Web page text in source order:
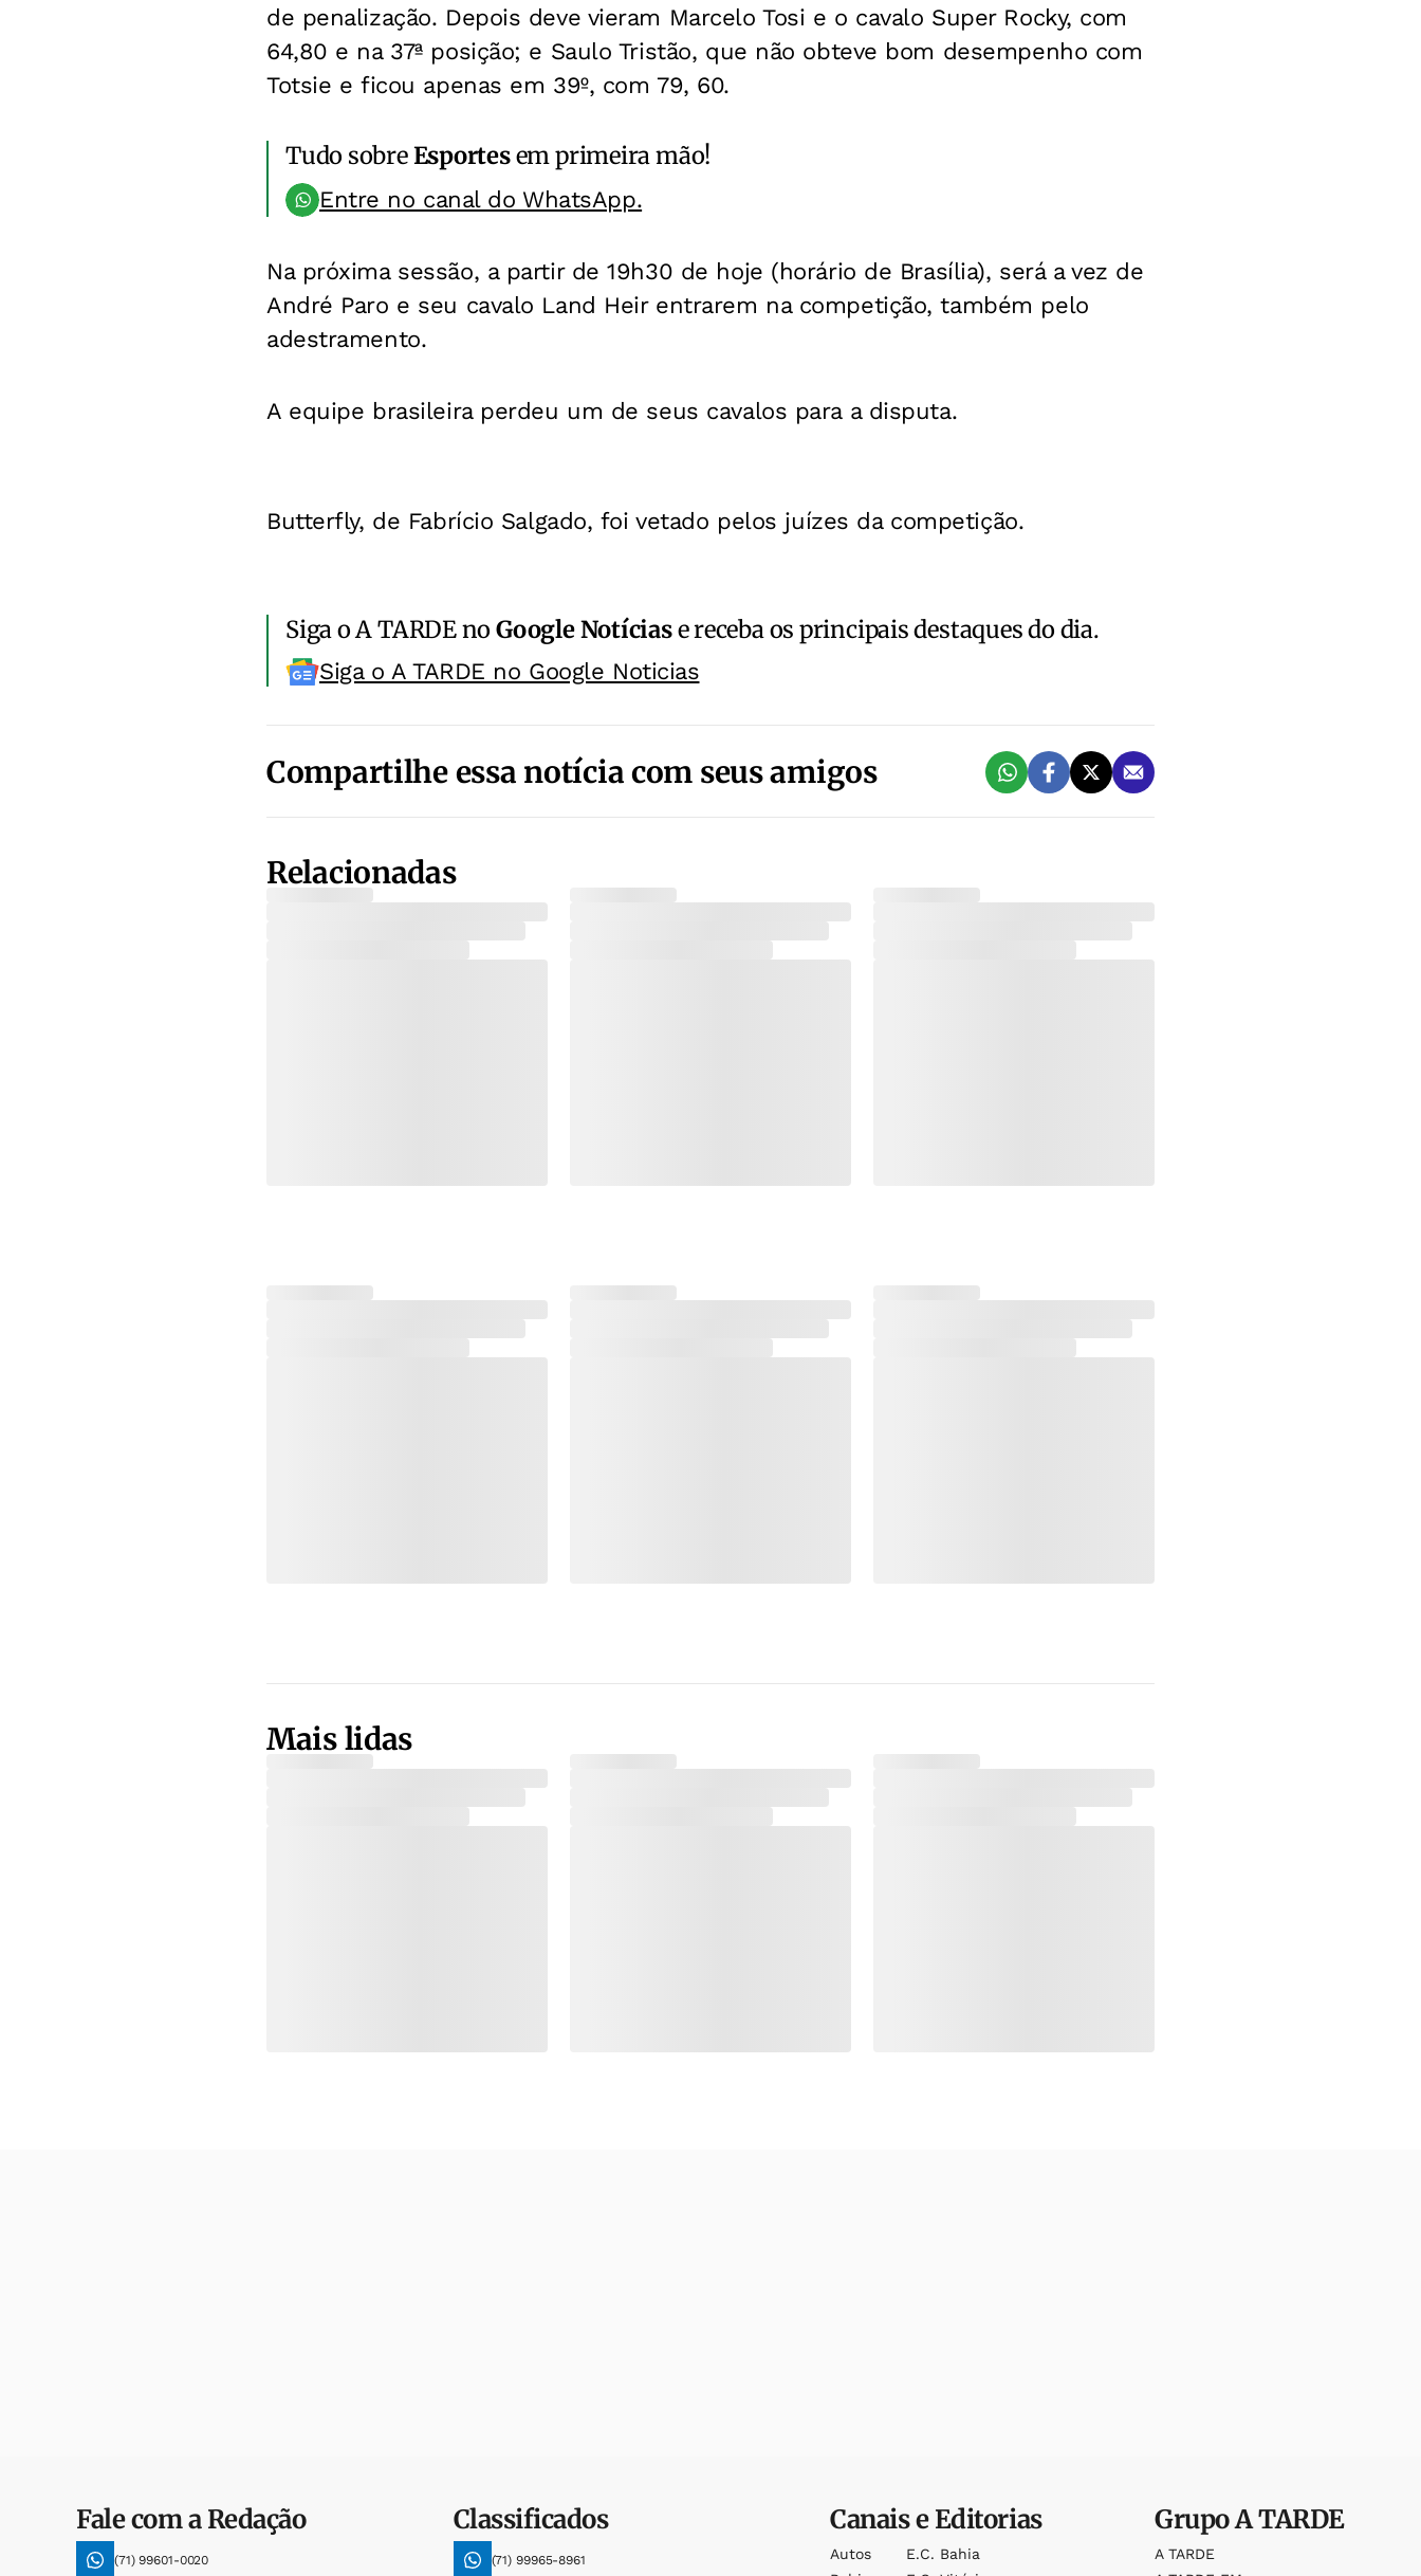
de penalização. Depois deve vieram Marcelo Tosi e o cavalo Super Rocky, com
64,80 e na 37ª posição; e Saulo Tristão, que não obteve bom desempenho com
Totsie e ficou apenas em 39º, com 79, 60.
Tudo sobreEsportesem primeira mão!
Entre no canal do WhatsApp.
Na próxima sessão, a partir de 19h30 de hoje (horário de Brasília), será a vez de
André Paro e seu cavalo Land Heir entrarem na competição, também pelo
adestramento.
A equipe brasileira perdeu um de seus cavalos para a disputa.
Butterfly, de Fabrício Salgado, foi vetado pelos juízes da competição.
Siga o A TARDE noGoogle Notíciase receba os principais destaques do dia.
Siga o A TARDE no Google Noticias
Compartilhe essa notícia com seus amigos
Relacionadas
Mais lidas
Fale com a Redação
(71) 99601-0020
Classificados
(71) 99965-8961
Canais e Editorias
Autos
E.c. Bahia
GrupoA TARDE
A TARDE